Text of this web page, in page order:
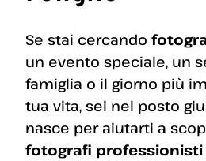
Se stai cercando
un evento speciale, un
famiglia o il giorno più
tua vita, sei nel posto
nasce per aiutarti a
fotografi professionisti